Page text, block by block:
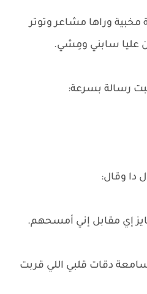
وراها مشاعر وتوتر
عليا سابني ومِشي.
رسالة بسرعة:
دا وقال:
إي مقابل إني أمسحهم.
دقات قلبي اللي قربت